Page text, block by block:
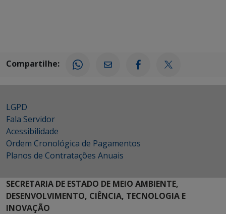
Compartilhe:
LGPD
Fala Servidor
Acessibilidade
Ordem Cronológica de Pagamentos
Planos de Contratações Anuais
SECRETARIA DE ESTADO DE MEIO AMBIENTE,
DESENVOLVIMENTO, CIÊNCIA, TECNOLOGIA E
INOVAÇÃO